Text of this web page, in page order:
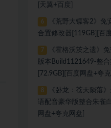
[天翼+百度]
6
《荒野大镖客2》
合置修改器[119GB][百
7
《霍格沃茨之遗》
版本Build1121649-整
[72.9GB][百度网盘+夸克
8
《卧龙：苍天陨落
语配音豪华版整合朱雀
网盘+夸克网盘]